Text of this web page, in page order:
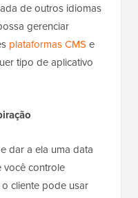
de outros idiomas
gerenciar
plataformas CMS e
tipo de aplicativo
dar a ela uma data
você controle
cliente pode usar